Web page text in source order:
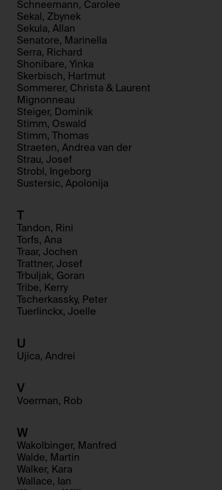
Schneemann, Carolee
Sekal, Zbynek
Sekula, Allan
Senatore, Marinella
Serra, Richard
Shonibare, Yinka
Skerbisch, Hartmut
Sommerer, Christa & Laurent
Mignonneau
Steiger, Dominik
Stimm, Oswald
Stimm, Thomas
Straeten, Andrea van der
Strau, Josef
Strobl, Ingeborg
Sustersic, Apolonija
T
Tandon, Rini
Torfs, Ana
Traar, Jochen
Trattner, Josef
Trbuljak, Goran
Tribe, Kerry
Tscherkassky, Peter
Tuerlinckx, Joelle
U
Ujica, Andrei
V
Voerman, Rob
W
Wakolbinger, Manfred
Walde, Martin
Walker, Kara
Wallace, Ian